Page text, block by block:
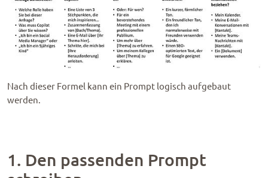
Nach dieser Formel kann ein Prompt logisch aufgebaut
werden.
1. Den passenden Prompt